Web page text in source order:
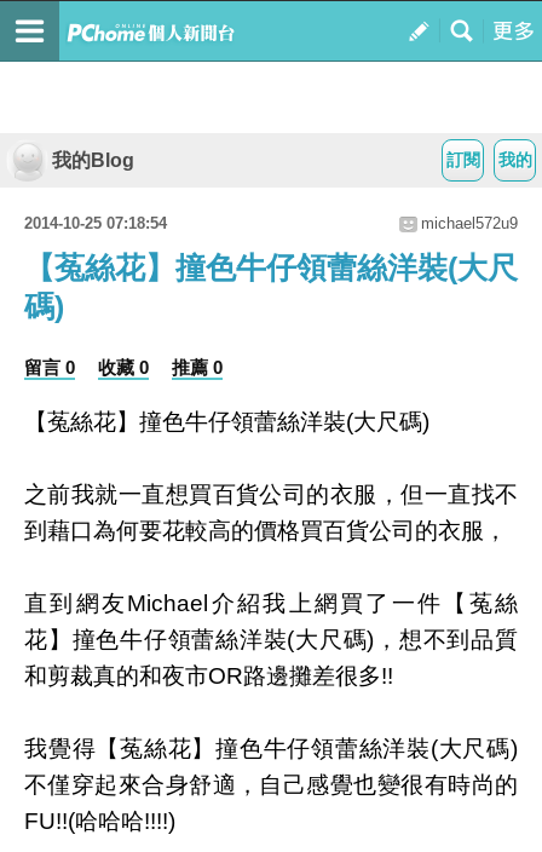
我的
訂閱
我的Blog
2014-10-25 07:18:54 michael572u9
【菟絲花】撞色牛仔領蕾絲洋裝(大尺
碼)
留言 0 收藏 0 推薦 0
【菟絲花】撞色牛仔領蕾絲洋裝(大尺碼)
之前我就一直想買百貨公司的衣服，但一直找不
到藉口為何要花較高的價格買百貨公司的衣服，
直到網友Michael介紹我上網買了一件【菟絲
花】撞色牛仔領蕾絲洋裝(大尺碼)，想不到品質
和剪裁真的和夜市OR路邊攤差很多!!
我覺得【菟絲花】撞色牛仔領蕾絲洋裝(大尺碼)
不僅穿起來合身舒適，自己感覺也變很有時尚的
FU!!(哈哈哈!!!!)